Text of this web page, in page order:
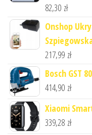
82,30 zł
Onshop
217,99 zł
Bosch GST
414,90 zł
Xiaomi
339,28 zł